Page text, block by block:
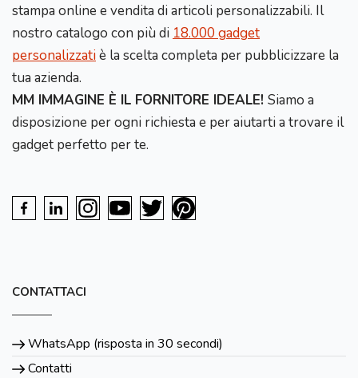
stampa online e vendita di articoli personalizzabili. Il
nostro catalogo con più di 18.000 gadget
personalizzatiè la scelta completa per pubblicizzare la
tua azienda.
MM IMMAGINE È IL FORNITORE IDEALE! Siamo a
disposizione per ogni richiesta e per aiutarti a trovare il
gadget perfetto per te.
CONTATTACI
WhatsApp (risposta in 30 secondi)
Contatti